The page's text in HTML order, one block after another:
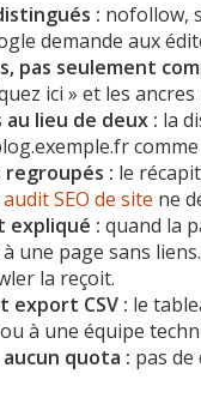
: nofollow,
demande aux
pas seulement
ici » et les
lieu de deux : la
: le
audit SEO de site ne
expliqué : quand la
une page sans
la reçoit.
export CSV : le
à une équipe
quota : pas de